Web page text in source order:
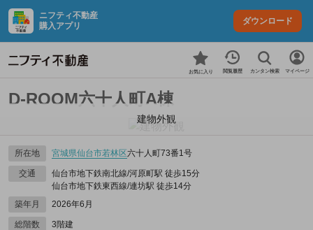
ニフティ不動産
購入アプリ
ダウンロード
お気に入り 閲覧履歴 カンタン検索 マイページ
D-ROOM六十人町A棟
建物外観
所在地 宮城県仙台市若林区六十人町73番1号
交通
仙台市地下鉄南北線/河原町駅 徒歩15分
仙台市地下鉄東西線/連坊駅 徒歩14分
築年月
2026年6月
総階数 3階建